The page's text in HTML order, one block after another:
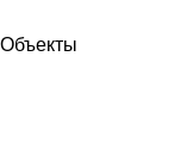
Объекты